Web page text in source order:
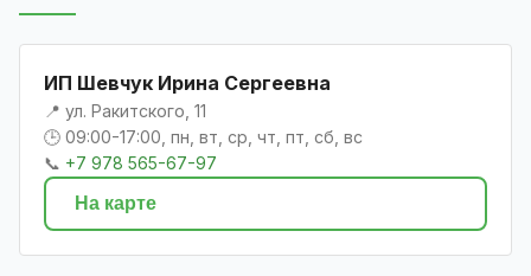
ИП Шевчук Ирина Сергеевна
📍 ул. Ракитского, 11
🕒 09:00-17:00, пн, вт, ср, чт, пт, сб, вс
📞 +7 978 565-67-97
На карте